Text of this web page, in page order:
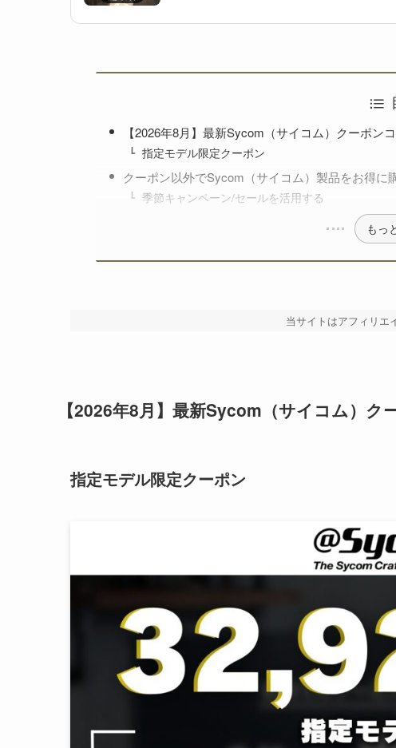
2025年より、国内最大級のゲーミングPC・BTO
【2026年8月】最新Sycom（サイコム）クーポン
指定モデル限定クーポン
クーポン以外でSycom（サイコム）製品をお得に
季節キャンペーン/セールを活用する
もっ
当サイトはアフィリエ
【2026年8月】最新Sycom（サイコム）ク
指定モデル限定クーポン